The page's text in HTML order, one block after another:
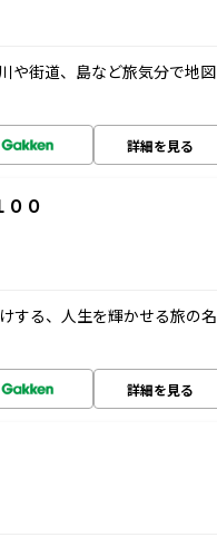
や街道、島など旅気分で地図
詳細を見る
０
する、人生を輝かせる旅の名
詳細を見る